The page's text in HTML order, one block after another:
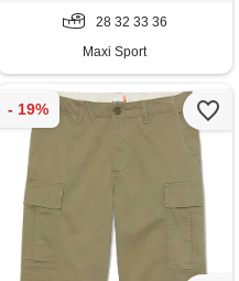
28 32 33 36
Maxi Sport